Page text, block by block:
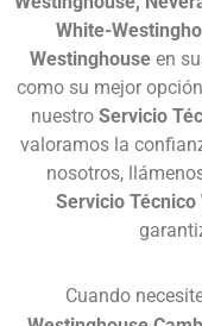
White-
Westinghouse en
como su mejor
nuestro Servicio
valoramos la
nosotros,
Servicio
Cuando